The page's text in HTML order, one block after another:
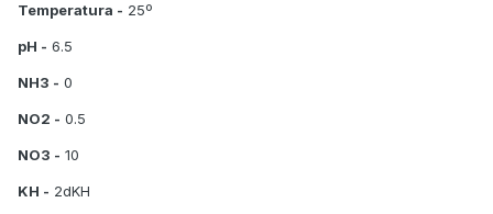
Temperatura - 25º
pH - 6.5
NH3 - 0
NO2 - 0.5
NO3 - 10
KH - 2dKH